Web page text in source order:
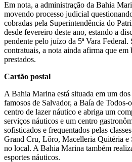
Em nota, a administração da Bahia
movendo processo judicial
cobradas pela Superintendência do
desde fevereiro deste ano, estando a
pendente pelo juízo da 5ª Vara Federal.
contratuais, a nota ainda afirma que
prestados.
Cartão postal
A Bahia Marina está situada em um
famosos de Salvador, a Baía de Todos-
centro de lazer náutico e abriga um
serviços náuticos e um centro
sofisticados e frequentados pelas
Grand Cru, Lôro, Macelleria Quitéria e
no local. A Bahia Marina também
esportes náuticos.